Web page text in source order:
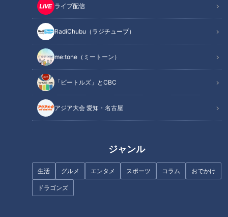
ライブ配信
RadiChubu（ラジチューブ）
me:tone（ミートーン）
「ビートルズ」とCBC
アジア大会 愛知・名古屋
ジャンル
生活 グルメ エンタメ スポーツ コラム おでかけ
ドラゴンズ
最新イチゴ狩り【花咲かタイム
ズ】
爽やかイケメン×グラドル美女
の同い年コンビの恋ロケスター
ト！加速する二人の距離と揺れ